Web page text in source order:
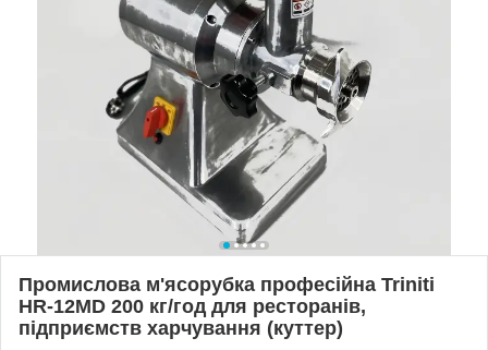
Промислова м'ясорубка професійна Triniti
HR-12MD 200 кг/год для ресторанів,
підприємств харчування (куттер)